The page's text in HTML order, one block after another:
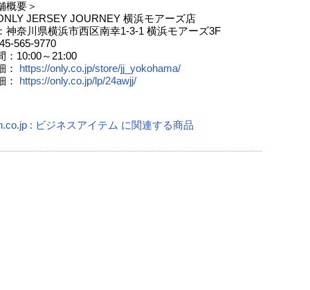
概要＞
JERSEY JOURNEY 横浜モアーズ店
神奈川県横浜市西区南幸1-3-1 横浜モアーズ3F
565-9770
：10:00～21:00
：
https://only.co.jp/store/jj_yokohama/
：
https://only.co.jp/lp/24awjj/
: ビジネスアイテム に関連する商品